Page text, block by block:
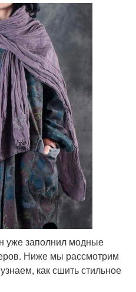
уже заполнил модные
Ниже мы рассмотрим
как сшить стильное